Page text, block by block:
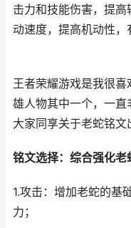
击力和技能伤害，提
动速度，提高机动性
王者荣耀游戏是我很
雄人物其中一个，一
大家同享关于老蛇铭文
铭文选择：综合强化老
1.攻击：增加老蛇的基
力；